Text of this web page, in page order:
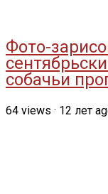
Фото-
собачьи
64 views · 12 лет